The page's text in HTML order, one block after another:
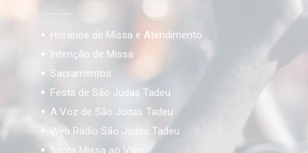
Horários de Missa e Atendimento
Intenção de Missa
Sacramentos
Festa de São Judas Tadeu
A Voz de São Judas Tadeu
Web Rádio São Judas Tadeu
Santa Missa ao Vivo